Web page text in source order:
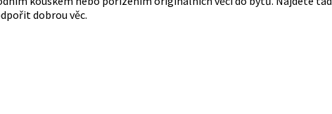
dobrou věc.